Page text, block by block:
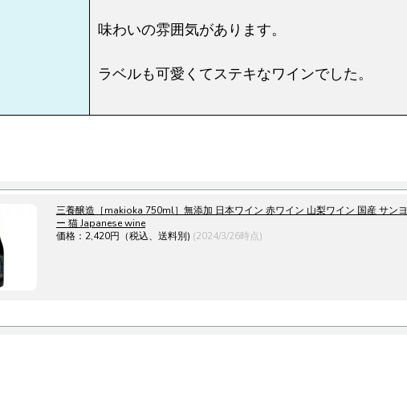
味わいの雰囲気があります。
ラベルも可愛くてステキなワインでした。
三養醸造［makioka 750ml］無添加 日本ワイン 赤ワイン 山梨ワイン 国産 サンヨ
ー 猫 Japanese wine
価格：2,420円（税込、送料別) (2024/3/26時点)